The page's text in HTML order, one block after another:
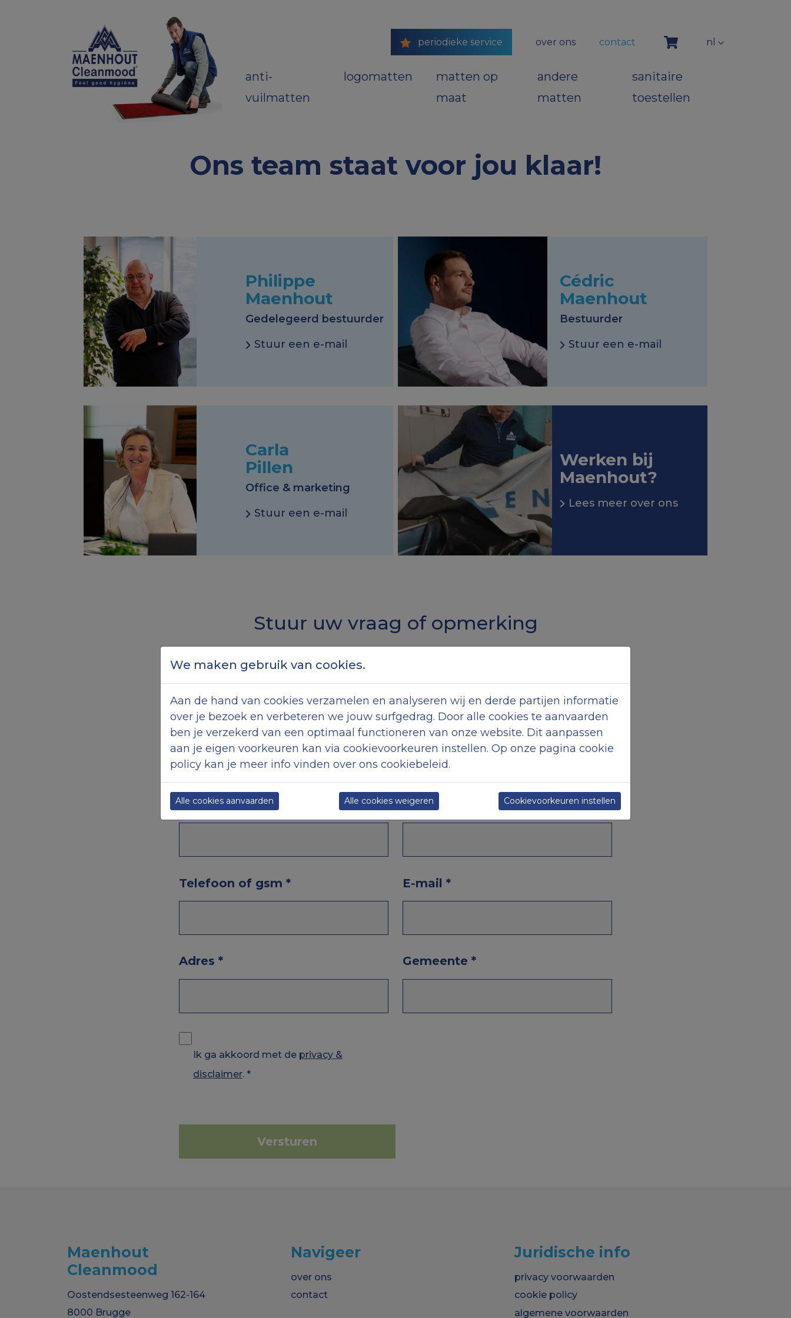
periodieke service over ons contact nl
anti-
vuilmatten
logomatten
matten op
maat
andere
matten
sanitaire
toestellen
Ons team staat voor jou klaar!
Philippe
Maenhout
Gedelegeerd bestuurder
Stuur een e-mail
Cédric
Maenhout
Bestuurder
Stuur een e-mail
Carla
Pillen
Office & marketing
Stuur een e-mail
Werken bij
Maenhout?
Lees meer over ons
Stuur uw vraag of opmerking
Stel uw vraag
Naam*
Telefoon of gsm *
Adres *
Ik ga akkoord met de privacy &
disclaimer. *
Voornaam
E-mail *
Gemeente *
Maenhout
Cleanmood
Oostendsesteenweg 162-164
8000 Brugge
Navigeer
over ons
contact
Juridische info
privacy voorwaarden
cookie policy
algemene voorwaarden
We maken gebruik van cookies.
Aan de hand van cookies verzamelen en analyseren wij en derde partijen informatie
over je bezoek en verbeteren we jouw surfgedrag. Door alle cookies te aanvaarden
ben je verzekerd van een optimaal functioneren van onze website. Dit aanpassen
aan je eigen voorkeuren kan via cookievoorkeuren instellen. Op onze pagina cookie
policy kan je meer info vinden over ons cookiebeleid.
Alle cookies aanvaarden Alle cookies weigeren Cookievoorkeuren instellen